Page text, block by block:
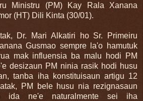
Ministru (PM) Kay Rala Xanana
(HT) Dili Kinta (30/01).
Dr. Mari Alkatiri ho Sr. Primeiru
Gusmao sempre la'o hamutuk
mak influensia ba malu hodi PM
desizaun PM ninia rasik hodi husu
tanba iha konstituisaun artigu 12
PM bele husu nia rezignasaun
ida ne'e naturalmente sei iha